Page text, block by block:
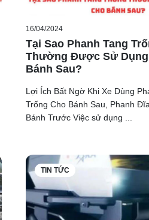
16/04/2024
Tại Sao Phanh Tang
Thường Được Sử Dụng
Bánh Sau?
Lợi Ích Bất Ngờ Khi Xe Dùng
Trống Cho Bánh Sau, Phanh
Bánh Trước Việc sử dụng ...
TIN TỨC